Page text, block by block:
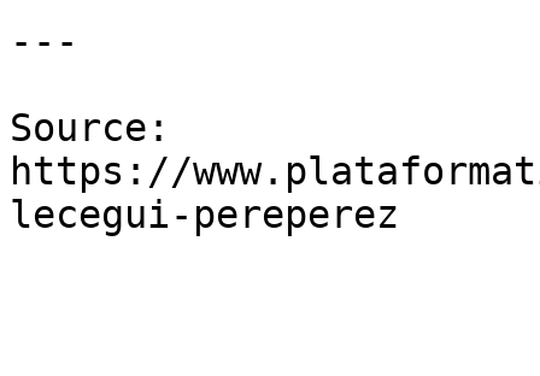
---
Source:
https://